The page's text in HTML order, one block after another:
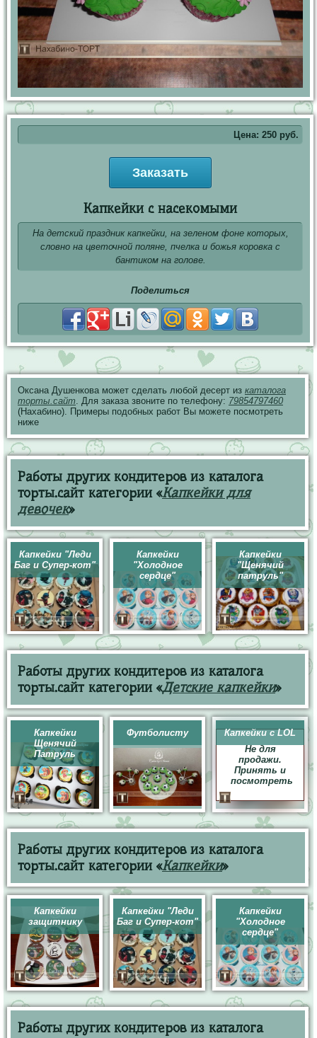
Цена: 250 руб.
Заказать
Капкейки с насекомыми
На детский праздник капкейки, на зеленом фоне которых,
словно на цветочной поляне, пчелка и божья коровка с
бантиком на голове.
Поделиться
Оксана Душенкова может сделать любой десерт из каталога
торты.сайт. Для заказа звоните по телефону: 79854797460
(Нахабино). Примеры подобных работ Вы можете посмотреть
ниже
Работы других кондитеров из каталога
торты.сайт категории «Капкейки для
девочек»
Капкейки "Леди
Баг и Супер-кот"
Капкейки
"Холодное
сердце"
Капкейки
"Щенячий
патруль"
Работы других кондитеров из каталога
торты.сайт категории «Детские капкейки»
Капкейки
Щенячий
Патруль
Футболисту
Капкейки с LOL
Не для
продажи.
Принять и
посмотреть
Работы других кондитеров из каталога
торты.сайт категории «Капкейки»
Капкейки
защитнику
Капкейки "Леди
Баг и Супер-кот"
Капкейки
"Холодное
сердце"
Работы других кондитеров из каталога